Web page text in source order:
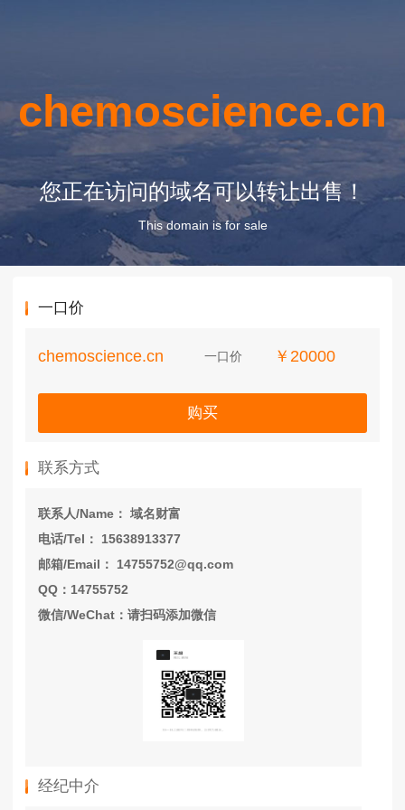
chemoscience.cn
您正在访问的域名可以转让出售！
This domain is for sale
一口价
chemoscience.cn 一口价 ￥20000
购买
联系方式
联系人/Name： 域名财富
电话/Tel： 15638913377
邮箱/Email： 14755752@qq.com
QQ：14755752
微信/WeChat：请扫码添加微信
经纪中介